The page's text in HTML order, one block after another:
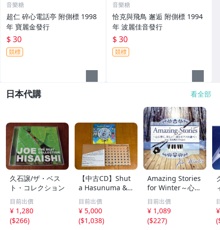
音樂糖
超仁 碎心電話亭 附側標 1998
年 寶麗金發行
$ 30
競標
音樂糖
恰克與飛鳥 邂逅 附側標 1994
年 波麗佳音發行
$ 30
競標
日本代購 看全部
久石譲/ザ・ベス
ト・コレクション
目前出價
¥ 1,280
($266)
【中古CD】Shut
a Hasunuma &
U-zhaan / 蓮沼執
太 & ユザーン ア
ルバム3枚セット
/ マンガをはみだ
目前出價
¥ 5,000
($1,038)
Amazing Stories
for Winter～心に
響く、美しい二胡
とピアノの調べ～
feat.花鳥風月Proj
ect/花鳥風月Proj
目前出價
¥ 1,089
($227)
(